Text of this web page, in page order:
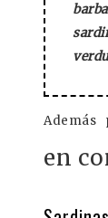
Además
en